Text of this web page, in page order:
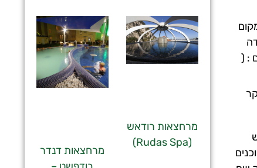
: (
מרחצאות רודאש
(Rudas Spa)
מרחצאות דנדר